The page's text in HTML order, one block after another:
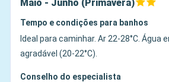
Maio - Junho (Primavera)
Tempo e condições para banhos
Ideal para caminhar. Ar 22-28°C. Água
agradável (20-22°C).
Conselho do especialista